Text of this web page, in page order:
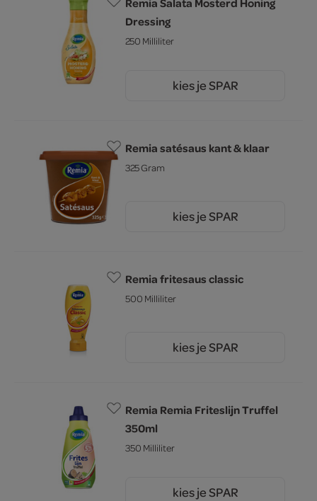
Dressing
250 Milliliter
kies je SPAR
Remia satésaus kant & klaar
325 Gram
kies je SPAR
Remia fritesaus classic
500 Milliliter
kies je SPAR
Remia Remia Friteslijn Truffel
350ml
350 Milliliter
kies je SPAR